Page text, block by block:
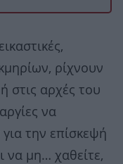
ρίχνουν
στις αρχές του
να
την επίσκεψή
να μη… χαθείτε,